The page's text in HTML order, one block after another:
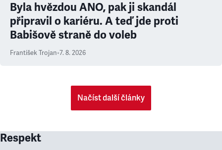
Byla hvězdou ANO, pak ji skandál
připravil o kariéru. A teď jde proti
Babišově straně do voleb
František Trojan•7. 8. 2026
Načíst další články
Respekt